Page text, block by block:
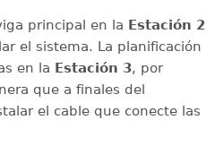
principal en la Estación 2
el sistema. La planificación
en la Estación 3, por
que a finales del
el cable que conecte las